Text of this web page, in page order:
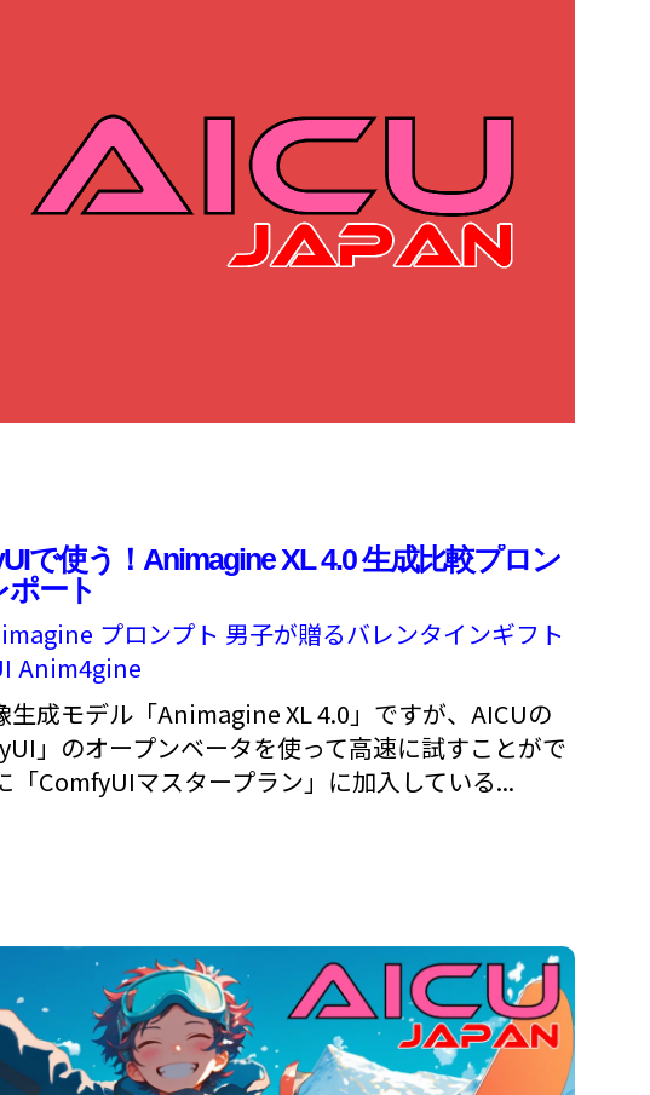
で使う！Animagine XL 4.0 生成比較プロン
ポート
プロンプト 男子が贈るバレンタインギフト
Anim4gine
生成モデル「Animagine XL 4.0」ですが、AICUの
」のオープンベータを使って高速に試すことがで
「ComfyUIマスタープラン」に加入している...